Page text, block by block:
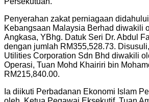
Penyerahan zakat perniagaan
Kebangsaan Malaysia Berhad diwakili
Angkasa, YBhg. Datuk Seri Dr. Abdul
dengan jumlah RM355,528.73.
Utilities Corporation Sdn Bhd diwakili
Operasi, Tuan Mohd Khairiri bin
RM215,840.00.
Ia diikuti Perbadanan Ekonomi Islam